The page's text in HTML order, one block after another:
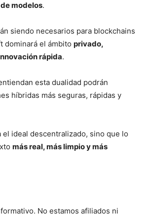
modelos.
siendo necesarios para blockchains
dominará el ámbito privado,
rápida.
esta dualidad podrán
híbridas más seguras, rápidas y
el ideal descentralizado, sino que lo
más real, más limpio y más
No estamos afiliados ni